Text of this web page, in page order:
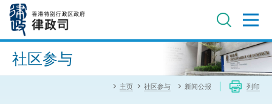
内
进阶搜寻
社区参与
主页 社区参与 新闻公报 列印